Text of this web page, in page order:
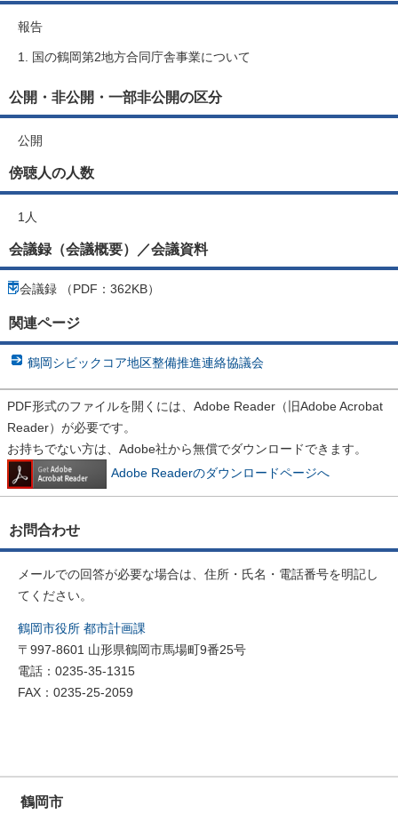
報告
国の鶴岡第2地方合同庁舎事業について
公開・非公開・一部非公開の区分
公開
傍聴人の人数
1人
会議録（会議概要）／会議資料
会議録 （PDF：362KB）
関連ページ
鶴岡シビックコア地区整備推進連絡協議会
PDF形式のファイルを開くには、Adobe Reader（旧Adobe Acrobat
Reader）が必要です。
お持ちでない方は、Adobe社から無償でダウンロードできます。
Adobe Readerのダウンロードページへ
お問合わせ
メールでの回答が必要な場合は、住所・氏名・電話番号を明記し
てください。
鶴岡市役所 都市計画課
〒997-8601 山形県鶴岡市馬場町9番25号
電話：0235-35-1315
FAX：0235-25-2059
鶴岡市